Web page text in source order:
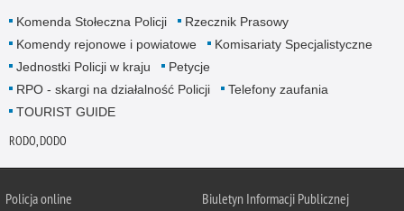
Komenda Stołeczna Policji
Rzecznik Prasowy
Komendy rejonowe i powiatowe
Komisariaty Specjalistyczne
Jednostki Policji w kraju
Petycje
RPO - skargi na działalność Policji
Telefony zaufania
TOURIST GUIDE
RODO, DODO
Policja online
Biuletyn Informacji Publicznej